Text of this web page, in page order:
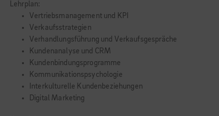
Lehrplan:
Vertriebsmanagement und KPI
Verkaufsstrategien
Verhandlungsführung und Verkaufsgespräche
Kundenanalyse und CRM
Kundenbindungsprogramme
Kommunikationspsychologie
Interkulturelle Kundenbeziehungen
Digital Marketing